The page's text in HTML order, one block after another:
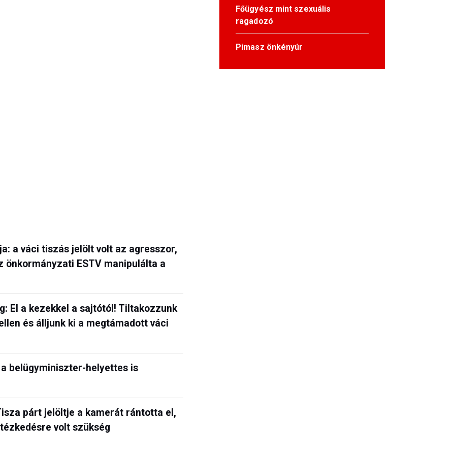
a váci tiszás jelölt volt az agresszor,
ESTV manipulálta a
El a kezekkel a sajtótól! Tiltakozzunk
és álljunk ki a megtámadott váci
belügyminiszter-helyettes is
párt jelöltje a kamerát rántotta el,
volt szükség
Főügyész mint szexuális
ragadozó
Pimasz önkényúr